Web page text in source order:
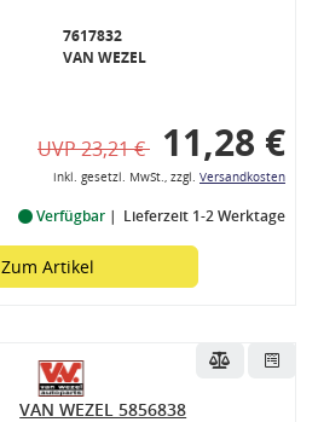
7617832
VAN WEZEL
UVP 23,21 € 11,28 €
inkl. gesetzl. MwSt., zzgl. Versandkosten
Verfügbar Lieferzeit 1-2 Werktage
Zum Artikel
VAN WEZEL 5856838